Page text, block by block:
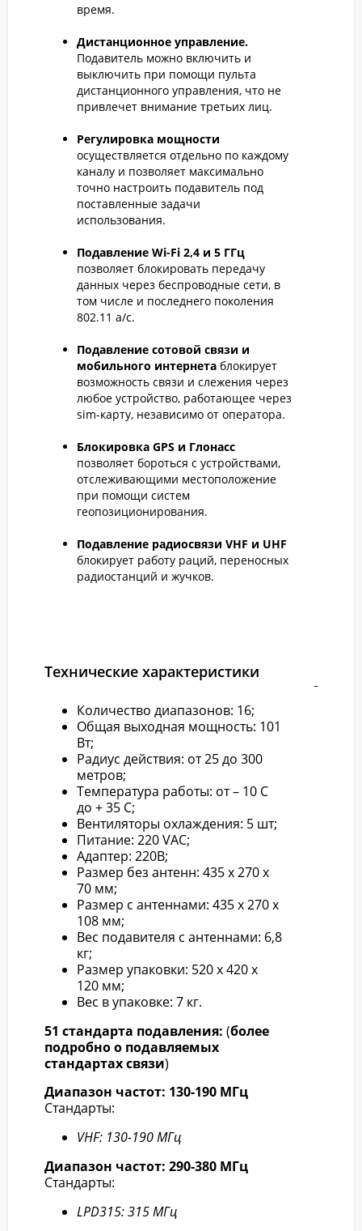
время.
Дистанционное управление.
Подавитель можно включить и
выключить при помощи пульта
дистанционного управления, что не
привлечет внимание третьих лиц.
Регулировка мощности
осуществляется отдельно по каждому
каналу и позволяет максимально
точно настроить подавитель под
поставленные задачи
использования.
Подавление Wi-Fi 2,4 и 5 ГГц
позволяет блокировать передачу
данных через беспроводные сети, в
том числе и последнего поколения
802.11 а/с.
Подавление сотовой связи и
мобильного интернета блокирует
возможность связи и слежения через
любое устройство, работающее через
sim-карту, независимо от оператора.
Блокировка GPS и Глонасс
позволяет бороться с устройствами,
отслеживающими местоположение
при помощи систем
геопозиционирования.
Подавление радиосвязи VHF и UHF
блокирует работу раций, переносных
радиостанций и жучков.
Технические характеристики
Количество диапазонов: 16;
Общая выходная мощность: 101
Вт;
Радиус действия: от 25 до 300
метров;
Температура работы: от – 10 С
до + 35 С;
Вентиляторы охлаждения: 5 шт;
Питание: 220 VAC;
Адаптер: 220В;
Размер без антенн: 435 х 270 х
70 мм;
Размер с антеннами: 435 х 270 х
108 мм;
Вес подавителя с антеннами: 6,8
кг;
Размер упаковки: 520 х 420 х
120 мм;
Вес в упаковке: 7 кг.
51 стандарта подавления: (более
подробно о подавляемых
стандартах связи)
Диапазон частот: 130-190 МГц
Стандарты:
VHF: 130-190 МГц
Диапазон частот: 290-380 МГц
Стандарты:
LPD315: 315 МГц